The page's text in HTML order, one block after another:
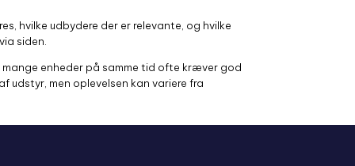
hvilke udbydere der er relevante, og hvilke
siden.
enheder på samme tid ofte kræver god
men oplevelsen kan variere fra